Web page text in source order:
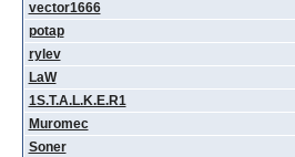
vector1666
potap
rylev
LaW
1S.T.A.L.K.E.R1
Muromec
Soner